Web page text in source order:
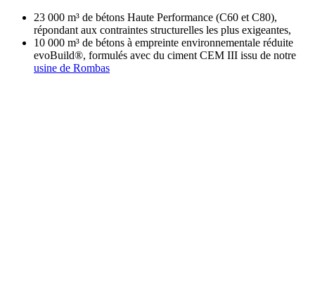
23 000 m³ de bétons Haute Performance (C60 et C80),
répondant aux contraintes structurelles les plus exigeantes,
10 000 m³ de bétons à empreinte environnementale réduite
evoBuild®, formulés avec du ciment CEM III issu de notre
usine de Rombas